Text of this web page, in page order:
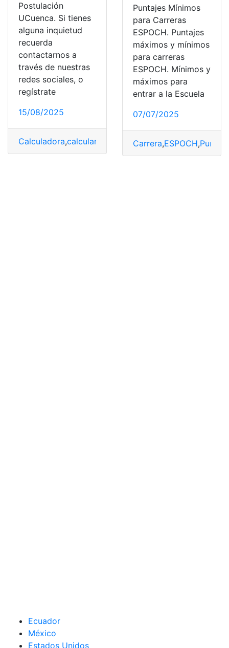
Postulación
UCuenca. Si tienes
alguna inquietud
recuerda
contactarnos a
través de nuestras
redes sociales, o
regístrate
15/08/2025
Calculadora,calcularlo Postulación,Puntaje,UCUENCA
Puntajes Mínimos
para Carreras
ESPOCH. Puntajes
máximos y mínimos
para carreras
ESPOCH. Mínimos y
máximos para
entrar a la Escuela
07/07/2025
Carrera,ESPOCH,Puntaje
Ecuador
México
Estados Unidos